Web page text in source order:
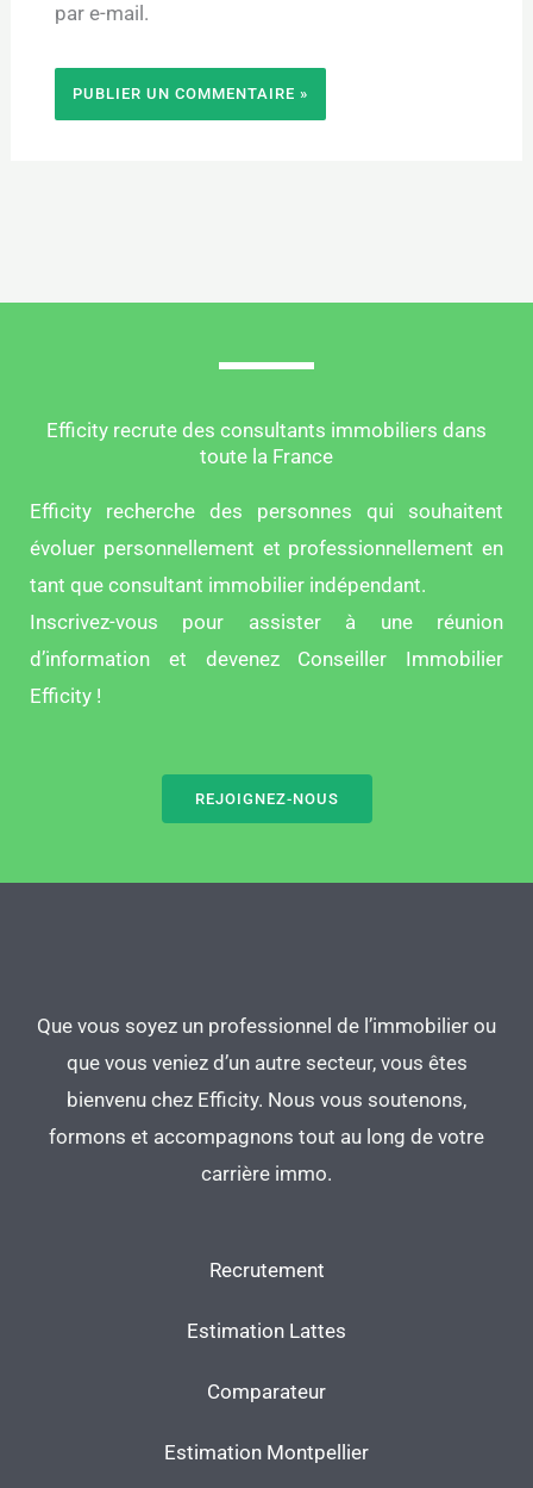
par e-mail.
Efficity recrute des consultants immobiliers dans
toute la France
Efficity recherche des personnes qui souhaitent
évoluer personnellement et professionnellement en
tant que consultant immobilier indépendant.
Inscrivez-vous pour assister à une réunion
d’information et devenez Conseiller Immobilier
Efficity !
REJOIGNEZ-NOUS
Que vous soyez un professionnel de l’immobilier ou
que vous veniez d’un autre secteur, vous êtes
bienvenu chez Efficity. Nous vous soutenons,
formons et accompagnons tout au long de votre
carrière immo.
Recrutement
Estimation Lattes
Comparateur
Estimation Montpellier